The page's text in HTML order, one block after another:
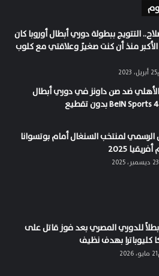
التتويج ببطولة دوري أبطال أوروبا كان
منذ أن كنت صغيرً وعلاقتي مع كلوب
ضد صن داونز في دوري أبطال
الرسمي لمنتخب السنغال أمام بوتسوانا
2025
بطلاً للدوري المصري بعد فوز قاتل على
كليوباترا بهدف نظيف